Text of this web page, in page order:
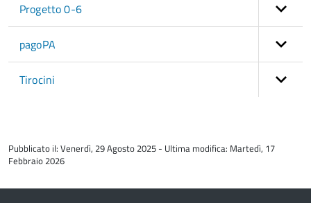
Progetto 0-6
pagoPA
Tirocini
del
contenuto
Pubblicato il: Venerdì, 29 Agosto 2025 - Ultima modifica: Martedì, 17
Febbraio 2026